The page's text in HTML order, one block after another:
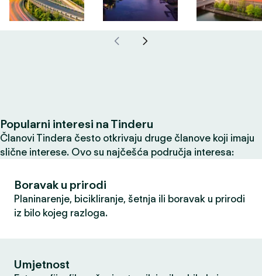
Popularni interesi na Tinderu
Članovi Tindera često otkrivaju druge članove koji imaju
slične interese. Ovo su najčešća područja interesa:
Boravak u prirodi
Planinarenje, bicikliranje, šetnja ili boravak u prirodi
iz bilo kojeg razloga.
Umjetnost